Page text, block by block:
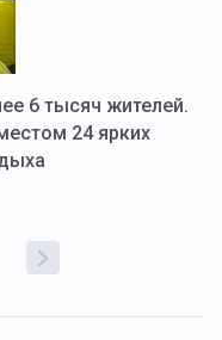
6 тысяч жителей.
24 ярких